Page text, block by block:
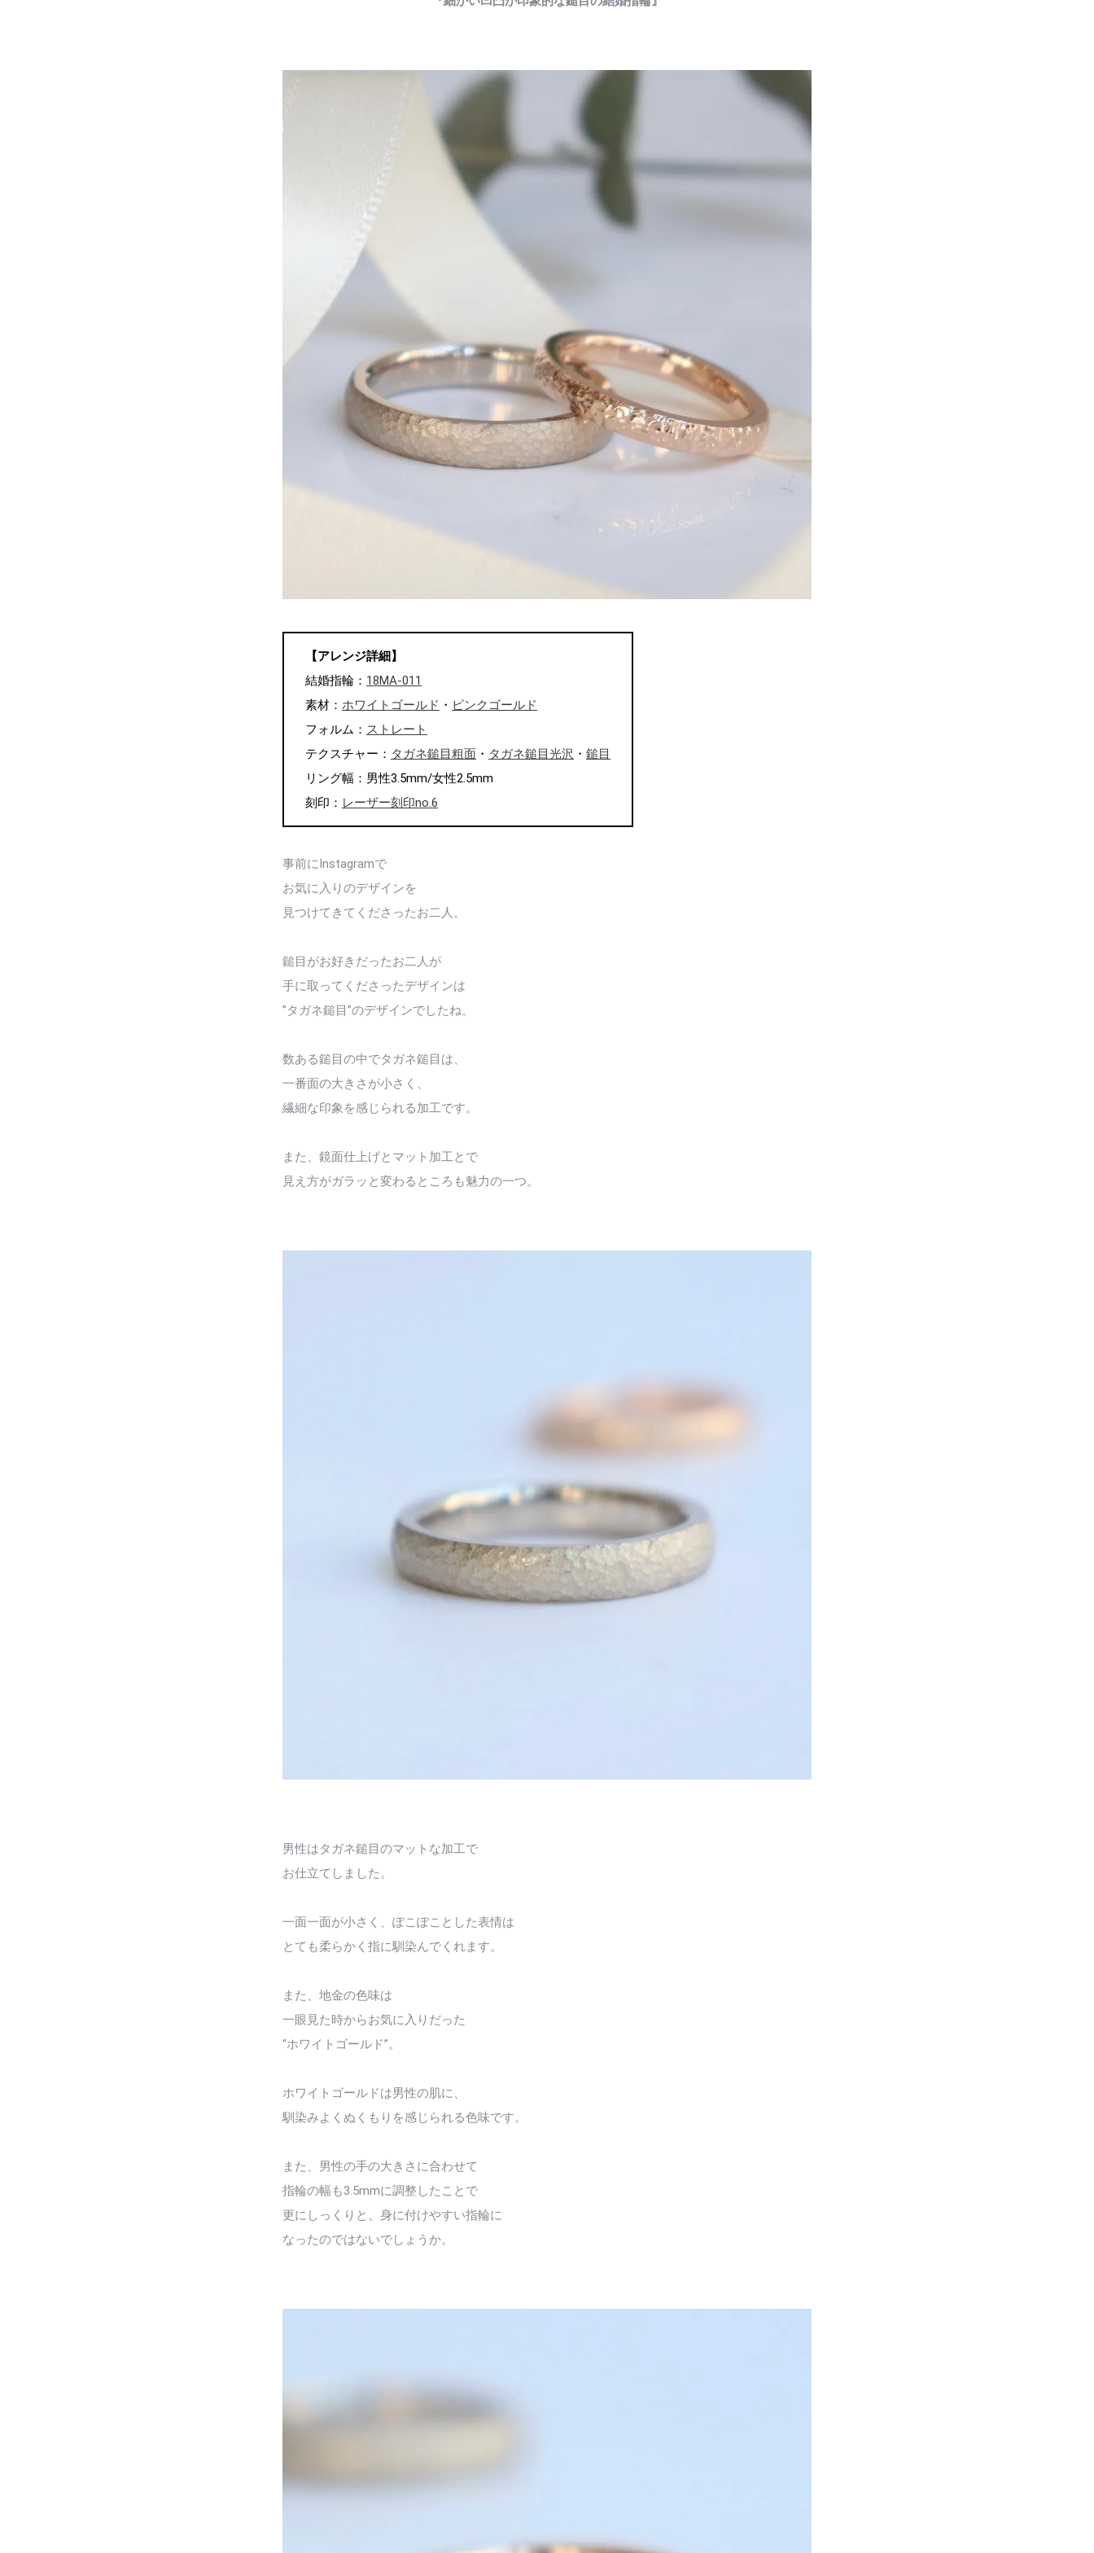
【アレンジ詳細】
結婚指輪： 18MA-011
素材： ホワイトゴールド ・ ピンクゴールド
フォルム： ストレート
テクスチャー： タガネ鎚目粗面 ・ タガネ鎚目光沢 ・ 鎚目
リング幅：男性3.5mm/女性2.5mm
刻印： レーザー刻印no.6
事前にInstagramで
お気に入りのデザインを
見つけてきてくださったお二人。
鎚目がお好きだったお二人が
手に取ってくださったデザインは
”タガネ鎚目”のデザインでしたね。
数ある鎚目の中でタガネ鎚目は、
一番面の大きさが小さく、
繊細な印象を感じられる加工です。
また、鏡面仕上げとマット加工とで
見え方がガラッと変わるところも魅力の一つ。
男性はタガネ鎚目のマットな加工で
お仕立てしました。
一面一面が小さく、ぽこぽことした表情は
とても柔らかく指に馴染んでくれます。
また、地金の色味は
一眼見た時からお気に入りだった
“ホワイトゴールド”。
ホワイトゴールドは男性の肌に、
馴染みよくぬくもりを感じられる色味です。
また、男性の手の大きさに合わせて
指輪の幅も3.5mmに調整したことで
更にしっくりと、身に付けやすい指輪に
なったのではないでしょうか。